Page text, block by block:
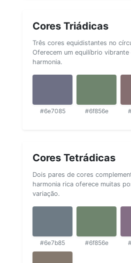
Cores Triádicas
Três cores equidistantes no
Oferecem um equilíbrio
harmonia.
#6e7085 #6f856e
Cores Tetrádicas
Dois pares de cores
harmonia rica oferece muitas
variação.
#6e7b85 #6f856e